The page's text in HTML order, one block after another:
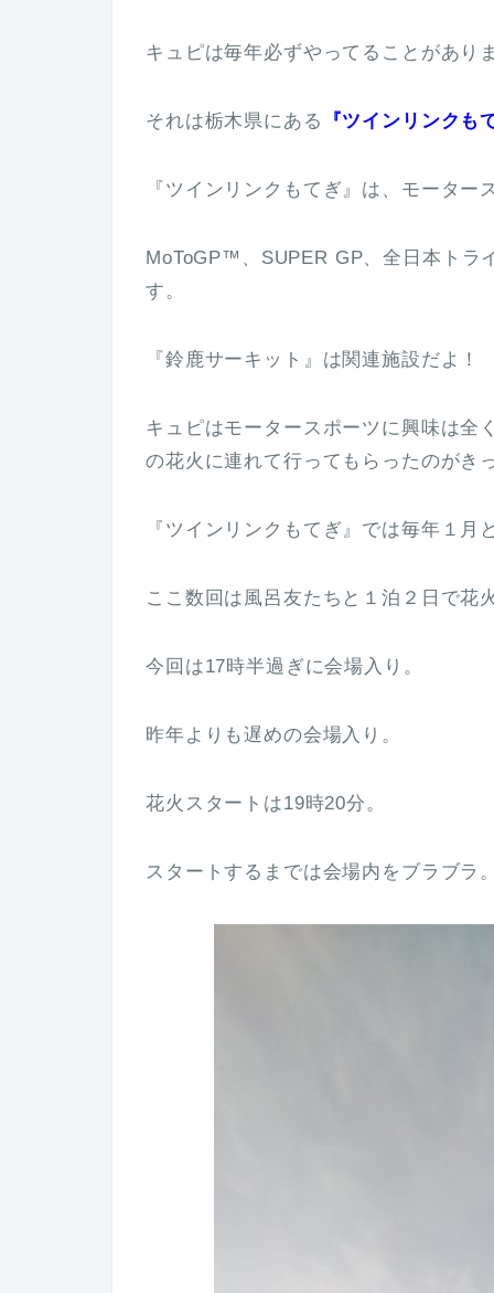
キュピは毎年必ずやってることがあり
それは栃木県にある 『ツインリンクも
『ツインリンクもてぎ』は、モータ
MoToGP™、SUPER GP、全日本トラ
す。
『鈴鹿サーキット』は関連施設だよ！
キュピはモータースポーツに興味は全
の花火に連れて行ってもらったのがき
『ツインリンクもてぎ』では毎年１
ここ数回は風呂友たちと１泊２日で花
今回は17時半過ぎに会場入り。
昨年よりも遅めの会場入り。
花火スタートは19時20分。
スタートするまでは会場内をブラブラ